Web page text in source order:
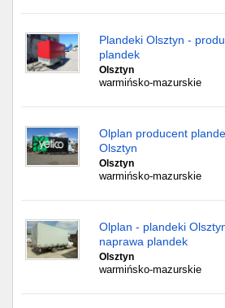
Plandeki Olsztyn -
plandek
Olsztyn
warmińsko-mazurskie
Olplan producent
Olsztyn
Olsztyn
warmińsko-mazurskie
Olplan - plandeki
naprawa plandek
Olsztyn
warmińsko-mazurskie